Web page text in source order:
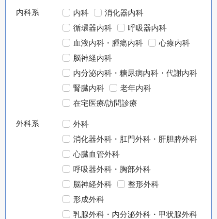
内科系 内科
消化器内科
循環器内科
呼吸器内科
血液内科・腫瘍内科
心療内科
脳神経内科
内分泌内科・糖尿病内科・代謝内科
腎臓内科
老年内科
在宅医療/訪問診療
外科系
外科
消化器外科・肛門外科・肝胆膵外科
心臓血管外科
呼吸器外科・胸部外科
脳神経外科
整形外科
形成外科
乳腺外科・内分泌外科・甲状腺外科